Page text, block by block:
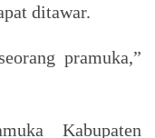
ditawar.
pramuka,”
Kabupaten